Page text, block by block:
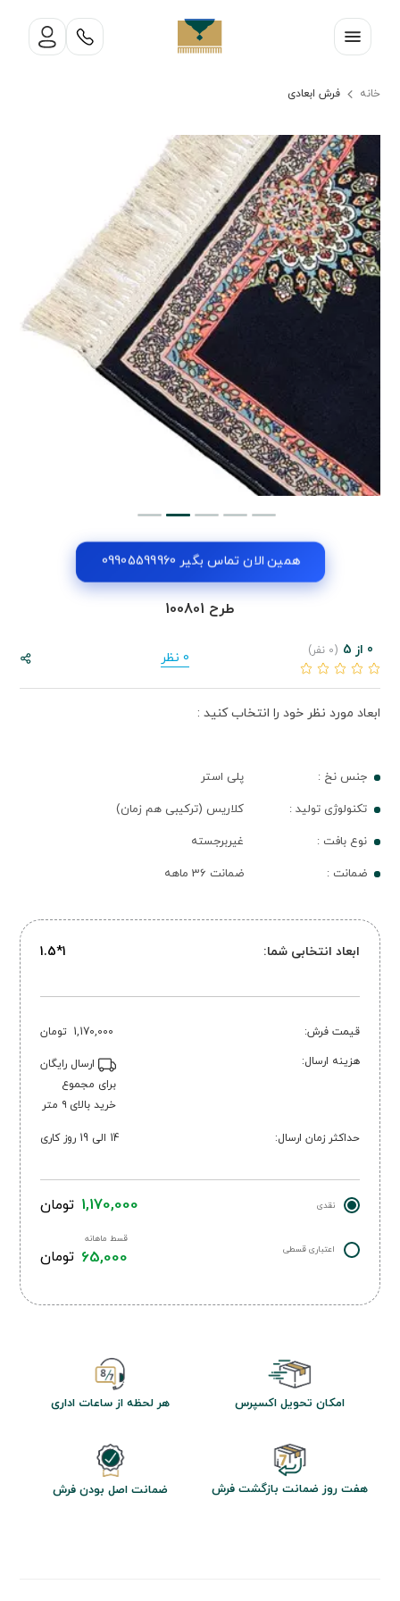
خانه فرش ابعادی
همین الان تماس بگیر 09905599960
طرح 100801
0 از 5 (0 نفر) 0 نظر
جنس نخ :
پلی استر
تکنولوژی تولید :
کلاریس (ترکیبی هم زمان)
نوع بافت :
غیربرجسته
ضمانت :
ضمانت 36 ماهه
ابعاد مورد نظر خود را انتخاب کنید :
ابعاد انتخابی شما: 1*1.5
قیمت فرش: 1,170,000 تومان
هزینه ارسال:
ارسال رایگان
برای مجموع
خرید بالای ۹ متر
حداکثر زمان ارسال: 14 الی 19 روز کاری
نقدی 1,170,000 تومان
اعتباری قسطی
قسط ماهانه
65,000 تومان
امکان تحویل اکسپرس هر لحظه از ساعات اداری
هفت روز ضمانت بازگشت فرش ضمانت اصل بودن فرش